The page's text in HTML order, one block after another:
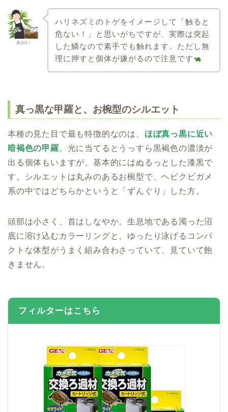
あおい
ハリネズミのトゲをイメージして「触ると
危ない！」と思いがちですが、実際は突起
した鱗なので素手でも触れます。ただし無
理に押すと個体が嫌がるので注意です
真っ黒な甲羅と、お椀型のシルエット
本種の見た目で最も特徴的なのは、 ほぼ真っ黒に近い
暗褐色の甲羅。光に当てるとうっすら黒褐色の濃淡が
出る個体もいますが、基本的にはぬるっとした漆黒で
す。シルエットは丸みのあるお椀型で、ヘビクビガメ
系の中ではどちらかというと「ずんぐり」した方。
頭部は小さく、首はしなやか。生息地である濁った沼
底に溶け込むカラーリングと、ゆったり泳げるコンパ
クトな体型がうまく組み合わさっていて、見ていて飽
きません。
フィルターはこちら